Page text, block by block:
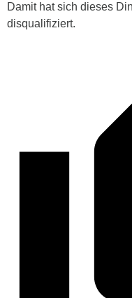
Damit hat sich dieses
disqualifiziert.